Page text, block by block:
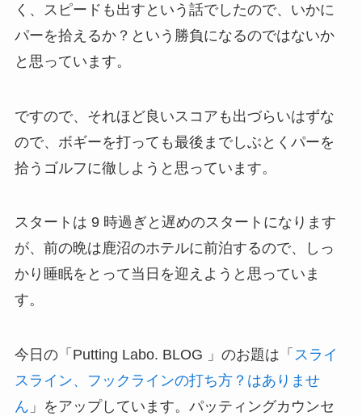
く、スピードも出すという話でしたので、いかに
パーを拾えるか？という勝負になるのではないか
と思っています。
ですので、それほど良いスコアも出づらいはずな
ので、ボギーを打っても最後までしぶとくパーを
拾うゴルフに徹しようと思っています。
スタートは 9 時過ぎと遅めのスタートになります
が、前の晩は鹿沼のホテルに前泊するので、しっ
かり睡眠をとって当日を迎えようと思っていま
す。
今日の「Putting Labo. BLOG 」のお題は「 スライ
スライン、フックラインの打ち方？はありませ
ん 」をアップしています。パッティングカウンセ